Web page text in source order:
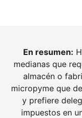
En resumen:
medianas que
almacén o
micropyme que
y prefiere
impuestos en